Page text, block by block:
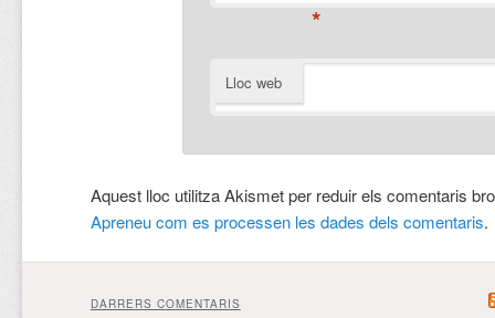
*
Lloc web
Aquest lloc utilitza Akismet per reduir els comentaris
Apreneu com es processen les dades dels comentaris.
DARRERS COMENTARIS